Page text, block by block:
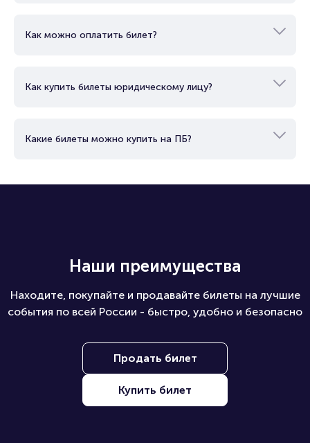
Как можно оплатить билет?
Как купить билеты юридическому лицу?
Какие билеты можно купить на ПБ?
Наши преимущества
Находите, покупайте и продавайте билеты на лучшие
события по всей России - быстро, удобно и безопасно
Продать билет
Купить билет